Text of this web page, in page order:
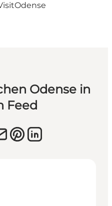
Odense in
Feed